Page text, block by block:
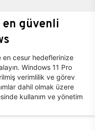
güvenli
cesur hedeflerinize
Windows 11 Pro
verimlilik ve görev
dahil olmak üzere
kullanım ve yönetim